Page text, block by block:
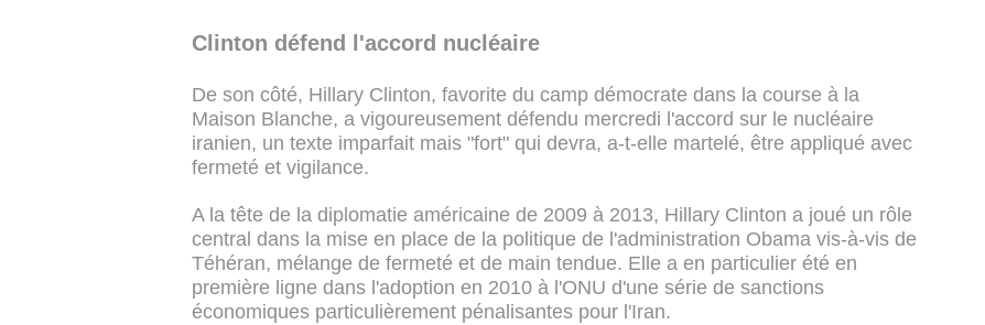
Clinton défend l'accord nucléaire
De son côté, Hillary Clinton, favorite du camp démocrate dans la course à la
Maison Blanche, a vigoureusement défendu mercredi l'accord sur le nucléaire
iranien, un texte imparfait mais "fort" qui devra, a-t-elle martelé, être appliqué avec
fermeté et vigilance.
A la tête de la diplomatie américaine de 2009 à 2013, Hillary Clinton a joué un rôle
central dans la mise en place de la politique de l'administration Obama vis-à-vis de
Téhéran, mélange de fermeté et de main tendue. Elle a en particulier été en
première ligne dans l'adoption en 2010 à l'ONU d'une série de sanctions
économiques particulièrement pénalisantes pour l'Iran.